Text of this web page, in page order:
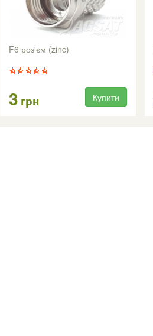
F6 роз'єм (zinc)
3 грн Купити